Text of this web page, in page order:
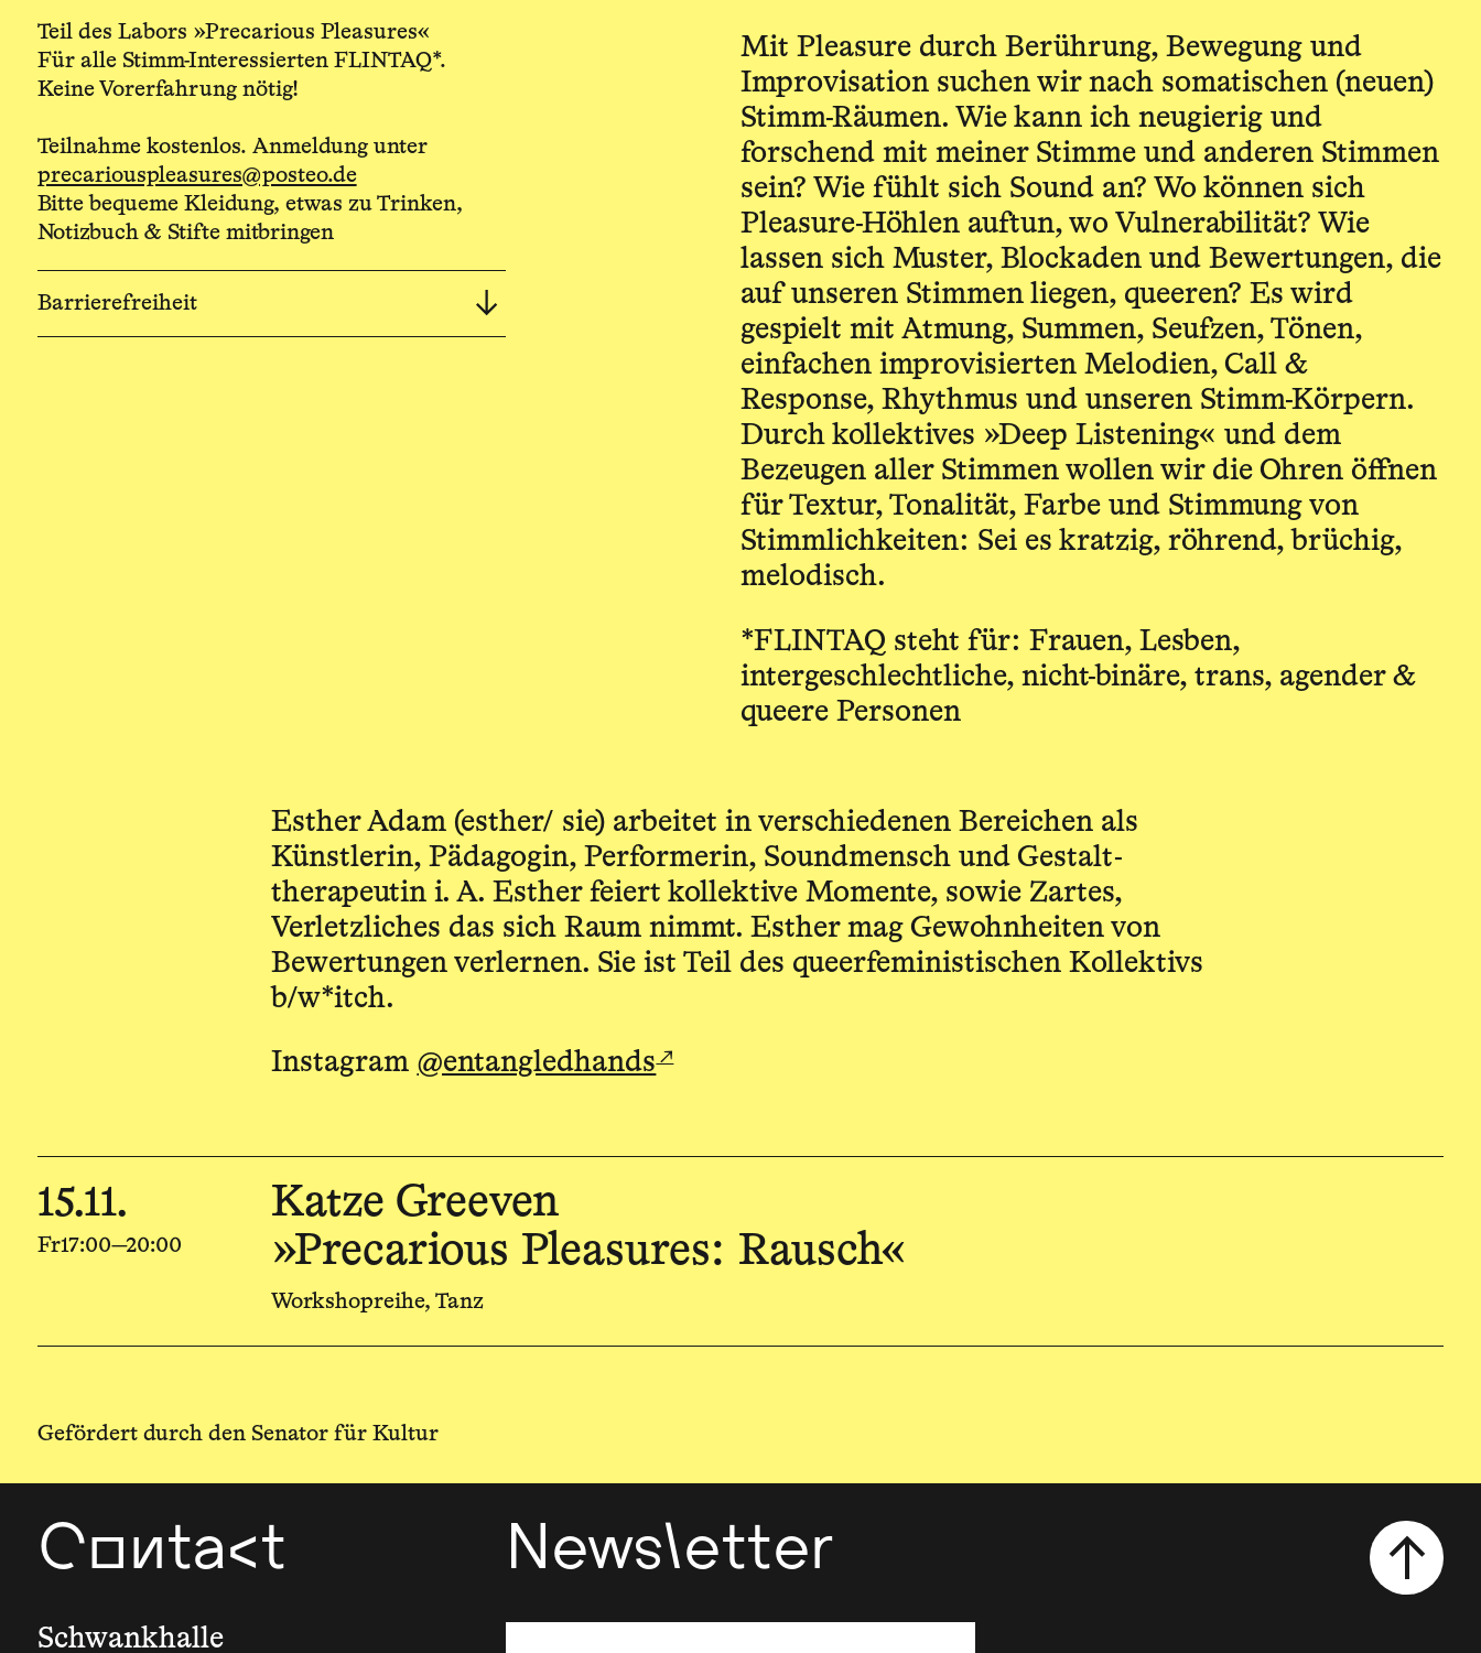
Teil des Labors »Precarious Pleasures«
Für alle Stimm-Interessierten FLINTAQ*.
Keine Vorerfahrung nötig!
Teilnahme kostenlos. Anmeldung unter
precariouspleasures@posteo.de
Bitte bequeme Kleidung, etwas zu Trinken,
Notizbuch & Stifte mitbringen
Barrierefreiheit
Mit Pleasure durch Berührung, Bewegung und
Improvisation suchen wir nach somatischen (neuen)
Stimm-Räumen. Wie kann ich neugierig und
forschend mit meiner Stimme und anderen Stimmen
sein? Wie fühlt sich Sound an? Wo können sich
Pleasure-Höhlen auftun, wo Vulnerabilität? Wie
lassen sich Muster, Blockaden und Bewertungen, die
auf unseren Stimmen liegen, queeren? Es wird
gespielt mit Atmung, Summen, Seufzen, Tönen,
einfachen impro­visierten Melodien, Call &
Response, Rhythmus und unseren Stimm-Körpern.
Durch kollektives »Deep Listening« und dem
Bezeugen aller Stimmen wollen wir die Ohren öffnen
für Textur, Tonalität, Farbe und Stimmung von
Stimmlich­keiten: Sei es kratzig, röhrend, brüchig,
melodisch.
*FLINTAQ steht für: Frauen, Lesben,
intergeschlechtliche, nicht-binäre, trans, agender &
queere Personen
Esther Adam (esther/ sie) arbeitet in verschiedenen Bereichen als
Künstlerin, Pädagogin, Performerin, Soundmensch und Gestalt­
therapeutin i. A. Esther feiert kollektive Momente, sowie Zartes,
Verletzliches das sich Raum nimmt. Esther mag Gewohnheiten von
Bewertungen verlernen. Sie ist Teil des queer­feministischen Kollektivs
b/w*itch.
Instagram @entangledhands ↗
15.11.
Fr17:00—20:00
Katze Greeven
»Precarious Pleasures: Rausch«
Workshopreihe, Tanz
Gefördert durch den Senator für Kultur
Contact
Schwankhalle
Newsletter